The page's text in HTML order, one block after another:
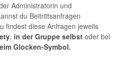
Informationen
Administratorin und
du Beitrittsanfragen
findest diese Anfragen jeweils
, in der Gruppe selbst oder bei
Glocken-Symbol.